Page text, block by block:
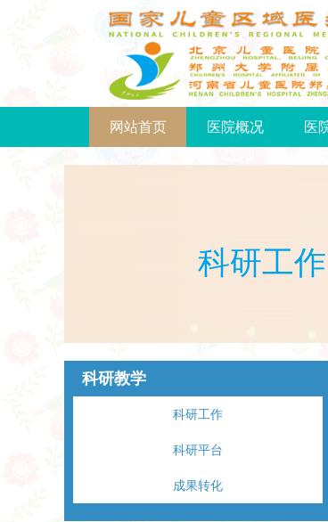
网站首页 医院概况 医
科研工作
科研教学
科研工作
科研平台
成果转化